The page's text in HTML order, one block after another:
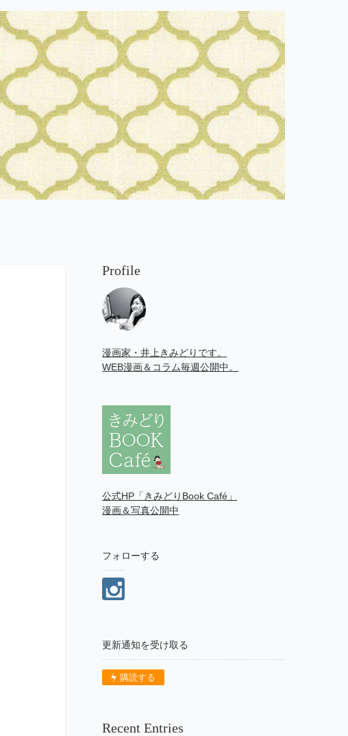
Profile
漫画家・井上きみどりです。
WEB漫画＆コラム毎週公開中。
公式HP「きみどりBook Café」
漫画＆写真公開中
フォローする
更新通知を受け取る
購読する
Recent Entries